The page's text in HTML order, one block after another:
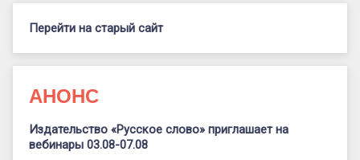
Перейти на старый сайт
АНОНС
Издательство «Русское слово» приглашает на
вебинары 03.08-07.08